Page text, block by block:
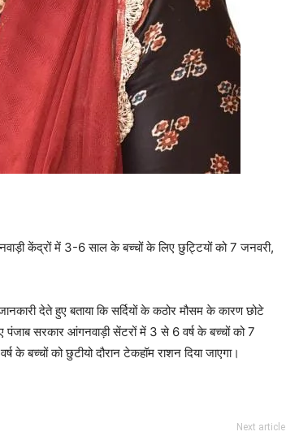
केंद्रों में 3-6 साल के बच्चों के लिए छुट्टियों को 7 जनवरी,
देते हुए बताया कि सर्दियों के कठोर मौसम के कारण छोटे
सरकार आंगनवाड़ी सेंटरों में 3 से 6 वर्ष के बच्चों को 7
के बच्चों को छुटीयो दौरान टेकहॉम राशन दिया जाएगा।
Next article